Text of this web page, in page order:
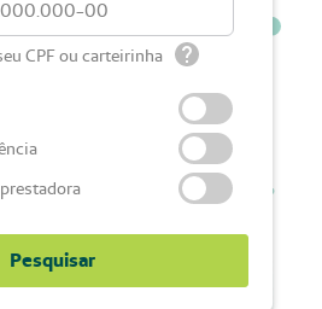
CPF ou carteirinha
Pesquisar